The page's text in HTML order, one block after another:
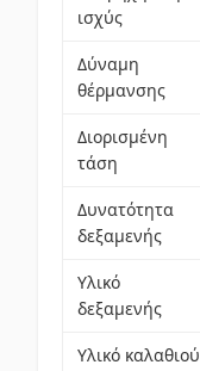
ισχύς
Δύναμη
θέρμανσης
Διορισμένη
τάση
Δυνατότητα
δεξαμενής
Υλικό
δεξαμενής
Υλικό καλαθιού